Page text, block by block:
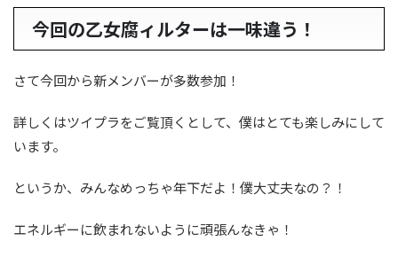
今回の乙女腐ィルターは一味違う！
さて今回から新メンバーが多数参加！
詳しくはツイプラをご覧頂くとして、僕はとても楽しみにして
います。
というか、みんなめっちゃ年下だよ！僕大丈夫なの？！
エネルギーに飲まれないように頑張んなきゃ！